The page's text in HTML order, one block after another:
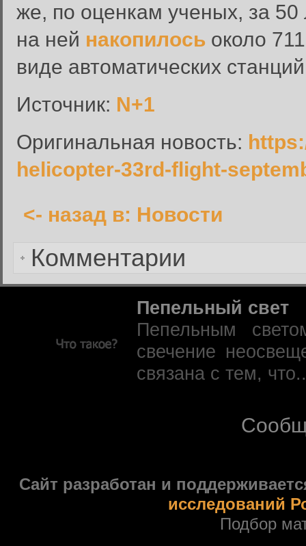
же, по оценкам ученых, за
на ней накопилось около
виде автоматических
Источник: N+1
Оригинальная новость:
helicopter-33rd-flight-
<- назад в: Новости
Комментарии
Вход в систему
Введите имя пользователя и
Вход в систему
Забыли пароль?
Пепельный свет
Пепельным
свечение
связана с тем,
Сайт разработан и
исследований
Подбор